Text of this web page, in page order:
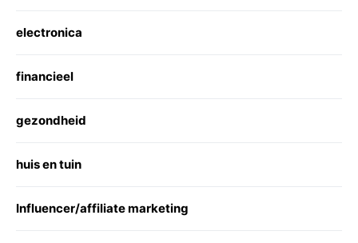
electronica
financieel
gezondheid
huis en tuin
Influencer/affiliate marketing